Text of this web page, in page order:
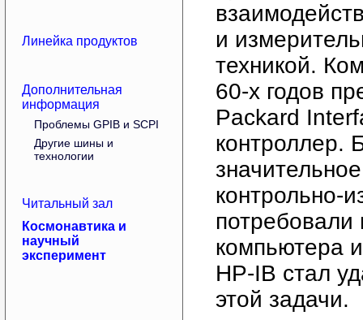
Линейка продуктов
Дополнительная
информация
Проблемы GPIB и SCPI
Другие шины и
технологии
Читальный зал
Космонавтика и
научный
эксперимент
и
техникой.
60-х годов
Packard
контроллер.
контрольно-
компьютера
HP-IB стал
этой задачи.